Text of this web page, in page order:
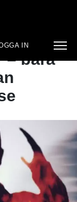
IN
– bara